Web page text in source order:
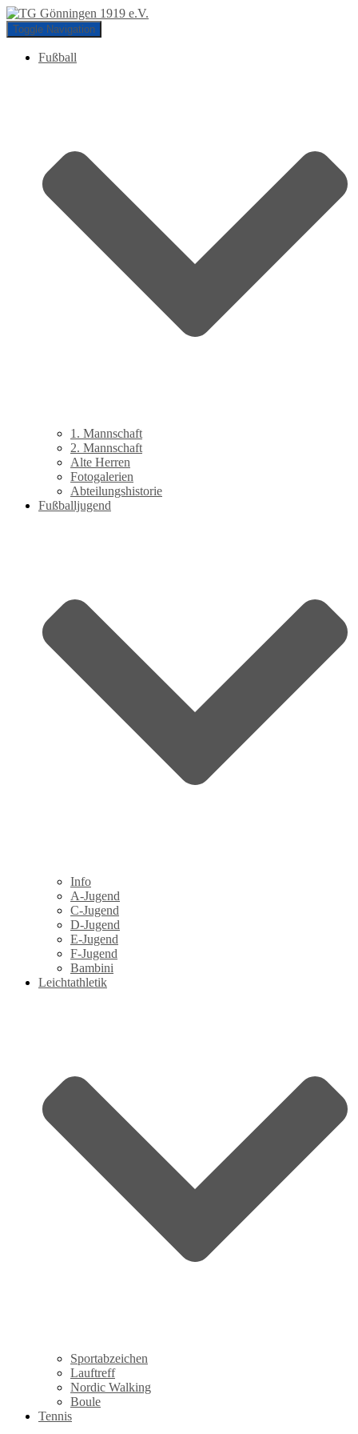
Toggle Navigation
Fußball
1. Mannschaft
2. Mannschaft
Alte Herren
Fotogalerien
Abteilungshistorie
Fußballjugend
Info
A-Jugend
C-Jugend
D-Jugend
E-Jugend
F-Jugend
Bambini
Leichtathletik
Sportabzeichen
Lauftreff
Nordic Walking
Boule
Tennis